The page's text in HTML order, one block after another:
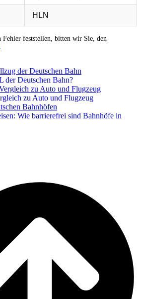
HLN
Fehler feststellen, bitten wir Sie, den
der Deutschen Bahn?
zu Auto und Flugzeug
Wie barrierefrei sind Bahnhöfe in